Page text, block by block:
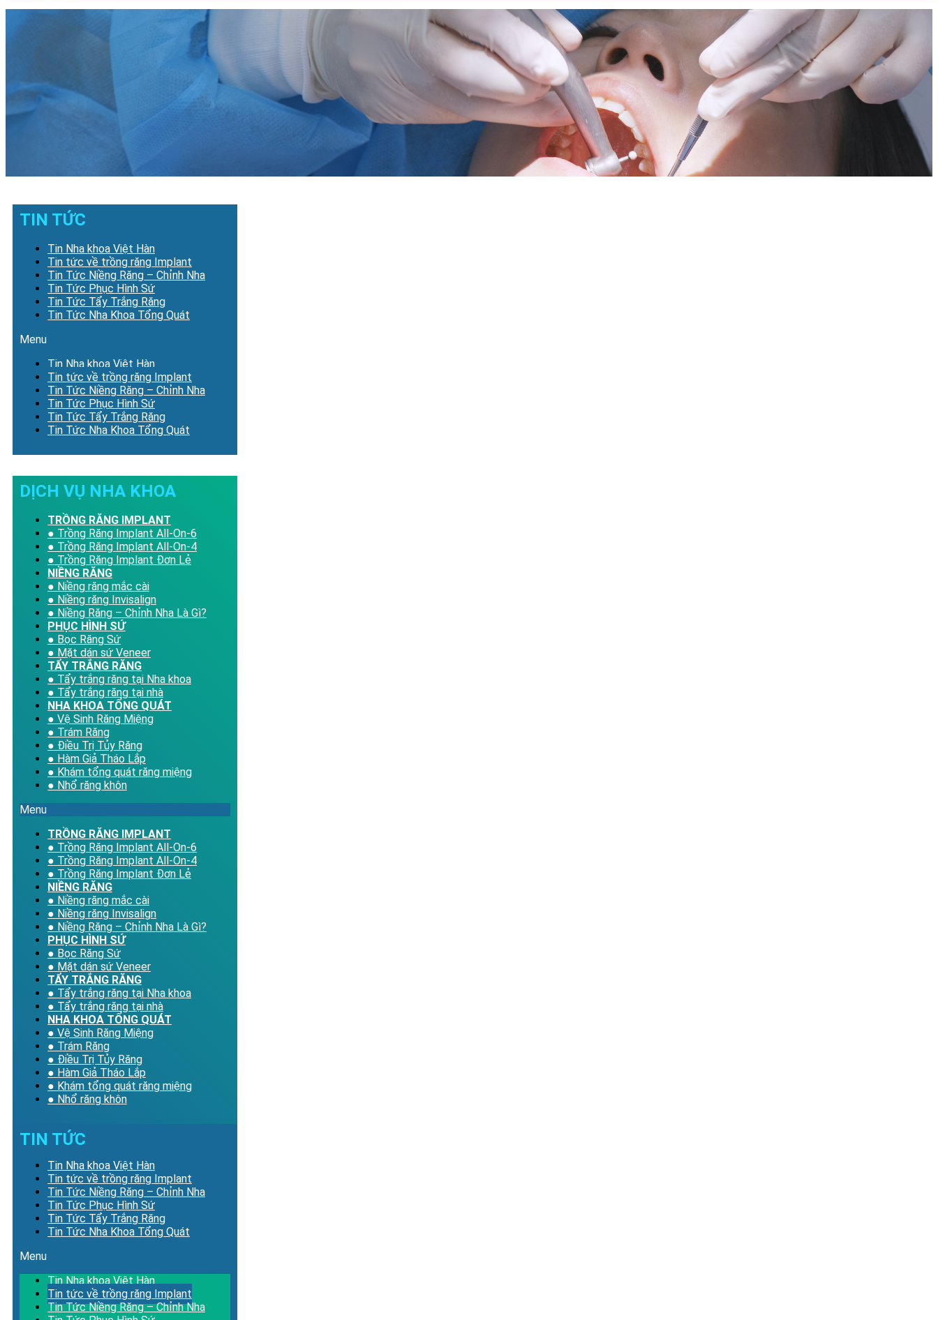
TIN TỨC
Tin Nha khoa Việt Hàn
Tin tức về trồng răng Implant
Tin Tức Niềng Răng – Chỉnh Nha
Tin Tức Phục Hình Sứ
Tin Tức Tẩy Trắng Răng
Tin Tức Nha Khoa Tổng Quát
Menu
Tin Nha khoa Việt Hàn
Tin tức về trồng răng Implant
Tin Tức Niềng Răng – Chỉnh Nha
Tin Tức Phục Hình Sứ
Tin Tức Tẩy Trắng Răng
Tin Tức Nha Khoa Tổng Quát
DỊCH VỤ NHA KHOA
TRỒNG RĂNG IMPLANT
● Trồng Răng Implant All-On-6
● Trồng Răng Implant All-On-4
● Trồng Răng Implant Đơn Lẻ
NIỀNG RĂNG
● Niềng răng mắc cài
● Niềng răng Invisalign
● Niềng Răng – Chỉnh Nha Là Gì?
PHỤC HÌNH SỨ
● Bọc Răng Sứ
● Mặt dán sứ Veneer
TẨY TRẮNG RĂNG
● Tẩy trắng răng tại Nha khoa
● Tẩy trắng răng tại nhà
NHA KHOA TỔNG QUÁT
● Vệ Sinh Răng Miệng
● Trám Răng
● Điều Trị Tủy Răng
● Hàm Giả Tháo Lắp
● Khám tổng quát răng miệng
● Nhổ răng khôn
Menu
TRỒNG RĂNG IMPLANT
● Trồng Răng Implant All-On-6
● Trồng Răng Implant All-On-4
● Trồng Răng Implant Đơn Lẻ
NIỀNG RĂNG
● Niềng răng mắc cài
● Niềng răng Invisalign
● Niềng Răng – Chỉnh Nha Là Gì?
PHỤC HÌNH SỨ
● Bọc Răng Sứ
● Mặt dán sứ Veneer
TẨY TRẮNG RĂNG
● Tẩy trắng răng tại Nha khoa
● Tẩy trắng răng tại nhà
NHA KHOA TỔNG QUÁT
● Vệ Sinh Răng Miệng
● Trám Răng
● Điều Trị Tủy Răng
● Hàm Giả Tháo Lắp
● Khám tổng quát răng miệng
● Nhổ răng khôn
TIN TỨC
Tin Nha khoa Việt Hàn
Tin tức về trồng răng Implant
Tin Tức Niềng Răng – Chỉnh Nha
Tin Tức Phục Hình Sứ
Tin Tức Tẩy Trắng Răng
Tin Tức Nha Khoa Tổng Quát
Menu
Tin Nha khoa Việt Hàn
Tin tức về trồng răng Implant
Tin Tức Niềng Răng – Chỉnh Nha